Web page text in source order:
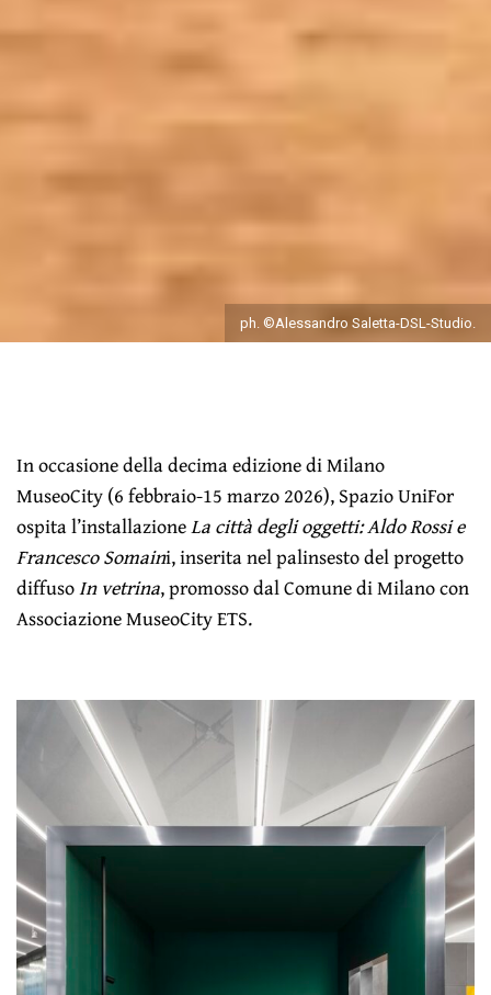
ph. ©Alessandro Saletta-DSL-Studio.
In occasione della decima edizione di Milano
MuseoCity (6 febbraio-15 marzo 2026), Spazio UniFor
ospita l’installazioneLa città degli oggetti: Aldo Rossi e
Francesco Somaini, inserita nel palinsesto del progetto
diffusoIn vetrina, promosso dal Comune di Milano con
Associazione MuseoCity ETS.